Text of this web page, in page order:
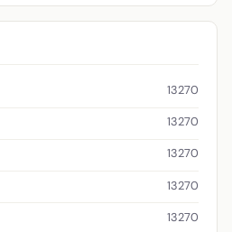
13270
13270
13270
13270
13270